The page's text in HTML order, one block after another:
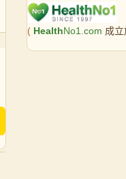
( HealthNo1.com 成